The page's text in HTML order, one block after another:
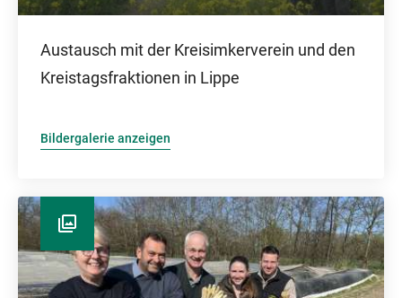
Austausch mit der Kreisimkerverein und den
Kreistagsfraktionen in Lippe
Bildergalerie anzeigen